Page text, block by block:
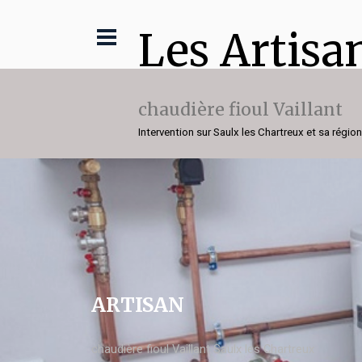
Les
chaudière fioul Vaillant
Intervention sur Saulx les Chartreux et sa région
ARTISAN
chaudière fioul Vaillant Saulx les Chartreux